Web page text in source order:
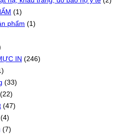
(1)
phẩm (1)
IN (246)
(33)
(22)
(47)
(4)
(7)